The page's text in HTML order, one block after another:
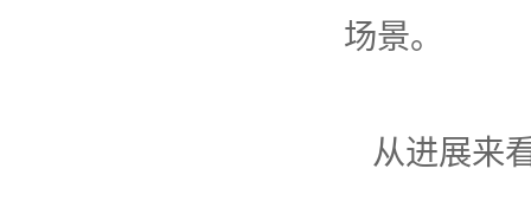
场景。
从进展来